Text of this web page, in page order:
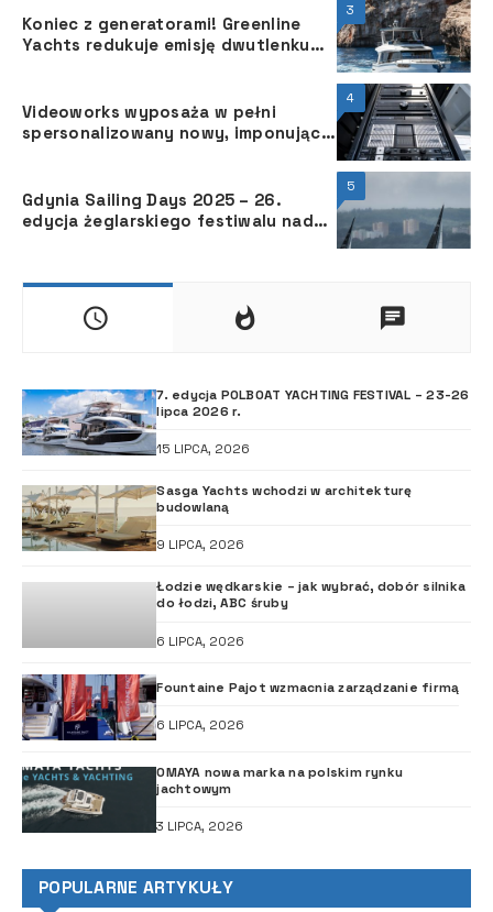
3
Koniec z generatorami! Greenline
Yachts redukuje emisję dwutlenku
4
Videoworks wyposaża w pełni
spersonalizowany nowy, imponujący
5
Gdynia Sailing Days 2025 – 26.
edycja żeglarskiego festiwalu nad
7. edycja POLBOAT YACHTING FESTIVAL – 23-26
lipca 2026 r.
15 LIPCA, 2026
Sasga Yachts wchodzi w architekturę
budowlaną
9 LIPCA, 2026
Łodzie wędkarskie – jak wybrać, dobór silnika
do łodzi, ABC śruby
6 LIPCA, 2026
Fountaine Pajot wzmacnia zarządzanie firmą
6 LIPCA, 2026
OMAYA nowa marka na polskim rynku
jachtowym
3 LIPCA, 2026
POPULARNE ARTYKUŁY